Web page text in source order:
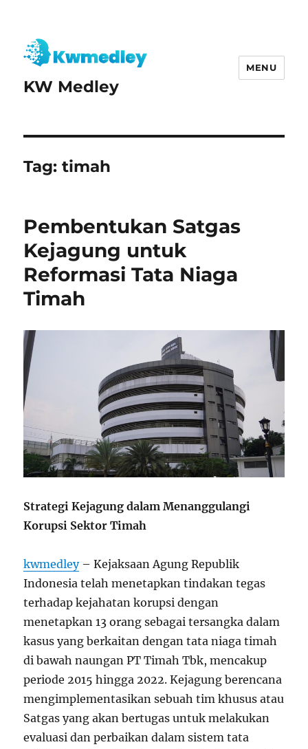
KW Medley
MENU
Tag:timah
Pembentukan Satgas
Kejagung untuk
Reformasi Tata Niaga
Timah
Strategi Kejagung dalam Menanggulangi
Korupsi Sektor Timah
kwmedley– Kejaksaan Agung Republik
Indonesia telah menetapkan tindakan tegas
terhadap kejahatan korupsi dengan
menetapkan 13 orang sebagai tersangka dalam
kasus yang berkaitan dengan tata niaga timah
di bawah naungan PT Timah Tbk, mencakup
periode 2015 hingga 2022. Kejagung berencana
mengimplementasikan sebuah tim khusus atau
Satgas yang akan bertugas untuk melakukan
evaluasi dan perbaikan dalam sistem tata